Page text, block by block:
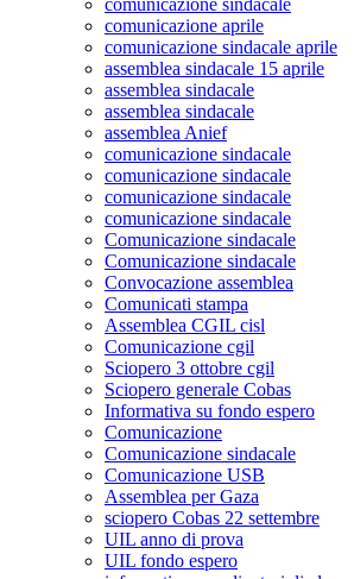
comunicazione sindacale
comunicazione aprile
comunicazione sindacale aprile
assemblea sindacale 15 aprile
assemblea sindacale
assemblea sindacale
assemblea Anief
comunicazione sindacale
comunicazione sindacale
comunicazione sindacale
comunicazione sindacale
Comunicazione sindacale
Comunicazione sindacale
Convocazione assemblea
Comunicati stampa
Assemblea CGIL cisl
Comunicazione cgil
Sciopero 3 ottobre cgil
Sciopero generale Cobas
Informativa su fondo espero
Comunicazione
Comunicazione sindacale
Comunicazione USB
Assemblea per Gaza
sciopero Cobas 22 settembre
UIL anno di prova
UIL fondo espero